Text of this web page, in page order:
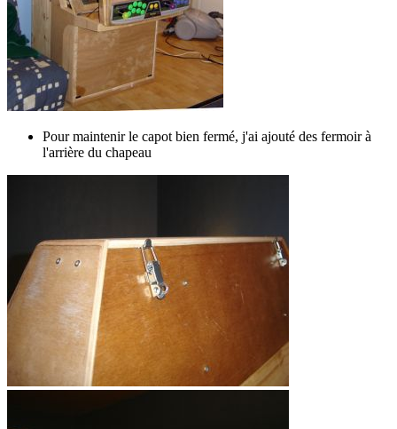
Pour maintenir le capot bien fermé, j'ai ajouté des fermoir à
l'arrière du chapeau